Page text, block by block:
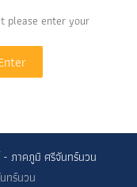
please enter your
ภาคภูมิ ศรีจันทร์นวน
ทร์นวน